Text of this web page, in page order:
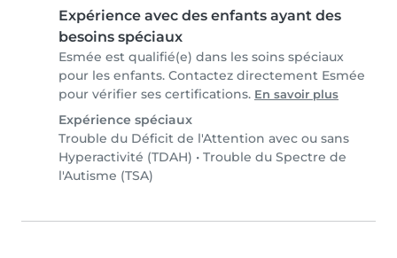
Expérience avec des enfants ayant des
besoins spéciaux
Esmée est qualifié(e) dans les soins spéciaux
pour les enfants. Contactez directement Esmée
pour vérifier ses certifications. En savoir plus
Expérience spéciaux
Trouble du Déficit de l'Attention avec ou sans
Hyperactivité (TDAH) • Trouble du Spectre de
l'Autisme (TSA)